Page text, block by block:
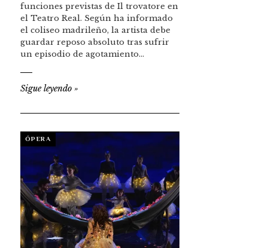
funciones previstas de Il trovatore en
el Teatro Real. Según ha informado
el coliseo madrileño, la artista debe
guardar reposo absoluto tras sufrir
un episodio de agotamiento…
Sigue leyendo »
ÓPERA